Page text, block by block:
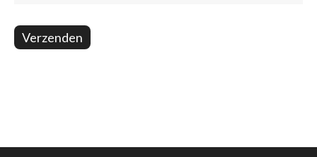
Verzenden